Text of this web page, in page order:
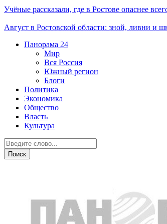
Учёные рассказали, где в Ростове опаснее
Август в Ростовской области: зной, ливни и
Панорама 24
Мир
Вся Россия
Южный регион
Блоги
Политика
Экономика
Общество
Власть
Культура